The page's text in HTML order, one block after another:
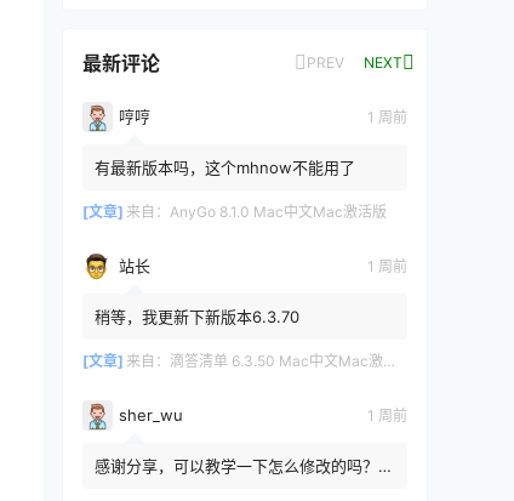
最新评论 PREV NEXT
哼哼 1 周前
有最新版本吗，这个mhnow不能用了
[文章] 来自： AnyGo 8.1.0 Mac中文Mac激活版
站长 1 周前
稍等，我更新下新版本6.3.70
[文章] 来自： 滴答清单 6.3.50 Mac中文Mac激活版
sher_wu 1 周前
感谢分享，可以教学一下怎么修改的吗？目